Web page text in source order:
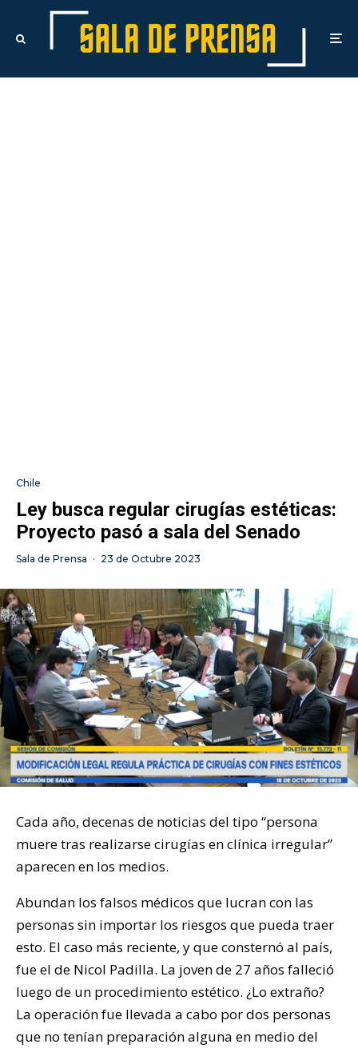
Chile
Ley busca regular cirugías estéticas:
Proyecto pasó a sala del Senado
Sala de Prensa · 23 de Octubre 2023
Cada año, decenas de noticias del tipo “persona
muere tras realizarse cirugías en clínica irregular”
aparecen en los medios.
Abundan los falsos médicos que lucran con las
personas sin importar los riesgos que pueda traer
esto. El caso más reciente, y que consternó al país,
fue el de Nicol Padilla. La joven de 27 años falleció
luego de un procedimiento estético. ¿Lo extraño?
La operación fue llevada a cabo por dos personas
que no tenían preparación alguna en medio del